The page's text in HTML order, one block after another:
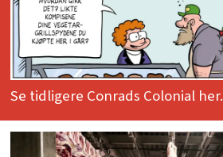
Se tidligere Conrads Colonial her.